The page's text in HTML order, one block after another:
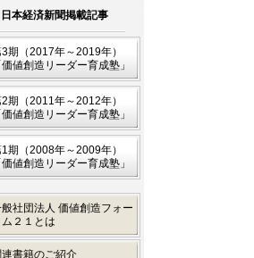
日本経済新聞掲載記事
期（2017年～2019年）
価値創造リーダー育成塾」
期（2011年～2012年）
価値創造リーダー育成塾」
期（2008年～2009年）
価値創造リーダー育成塾」
社団法人 価値創造フォー
ム２１とは
連書籍のご紹介